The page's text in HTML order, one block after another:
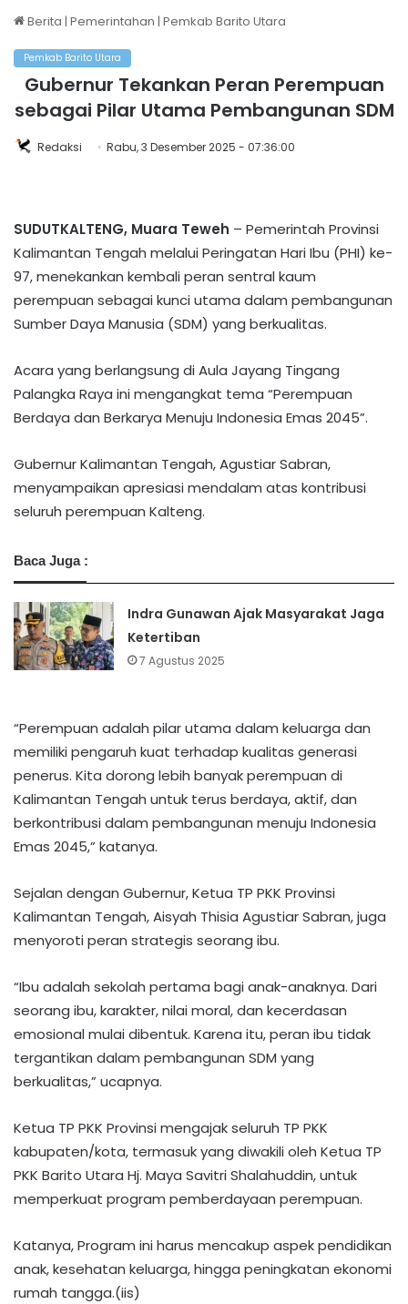
Berita | Pemerintahan | Pemkab Barito Utara
Pemkab Barito Utara
Gubernur Tekankan Peran Perempuan
sebagai Pilar Utama Pembangunan SDM
Redaksi Rabu, 3 Desember 2025 - 07:36:00
SUDUTKALTENG, Muara Teweh – Pemerintah Provinsi
Kalimantan Tengah melalui Peringatan Hari Ibu (PHI) ke-
97, menekankan kembali peran sentral kaum
perempuan sebagai kunci utama dalam pembangunan
Sumber Daya Manusia (SDM) yang berkualitas.
Acara yang berlangsung di Aula Jayang Tingang
Palangka Raya ini mengangkat tema “Perempuan
Berdaya dan Berkarya Menuju Indonesia Emas 2045”.
Gubernur Kalimantan Tengah, Agustiar Sabran,
menyampaikan apresiasi mendalam atas kontribusi
seluruh perempuan Kalteng.
Baca Juga :
Indra Gunawan Ajak Masyarakat Jaga
Ketertiban
7 Agustus 2025
“Perempuan adalah pilar utama dalam keluarga dan
memiliki pengaruh kuat terhadap kualitas generasi
penerus. Kita dorong lebih banyak perempuan di
Kalimantan Tengah untuk terus berdaya, aktif, dan
berkontribusi dalam pembangunan menuju Indonesia
Emas 2045,” katanya.
Sejalan dengan Gubernur, Ketua TP PKK Provinsi
Kalimantan Tengah, Aisyah Thisia Agustiar Sabran, juga
menyoroti peran strategis seorang ibu.
“Ibu adalah sekolah pertama bagi anak-anaknya. Dari
seorang ibu, karakter, nilai moral, dan kecerdasan
emosional mulai dibentuk. Karena itu, peran ibu tidak
tergantikan dalam pembangunan SDM yang
berkualitas,” ucapnya.
Ketua TP PKK Provinsi mengajak seluruh TP PKK
kabupaten/kota, termasuk yang diwakili oleh Ketua TP
PKK Barito Utara Hj. Maya Savitri Shalahuddin, untuk
memperkuat program pemberdayaan perempuan.
Katanya, Program ini harus mencakup aspek pendidikan
anak, kesehatan keluarga, hingga peningkatan ekonomi
rumah tangga.(iis)